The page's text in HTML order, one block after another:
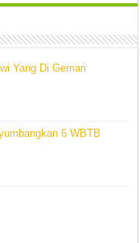
Yang Di Gemari
6 WBTB